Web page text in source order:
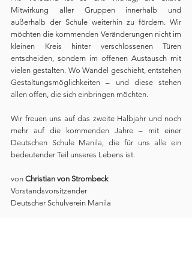
Mitwirkung aller Gruppen innerhalb und
außerhalb der Schule weiterhin zu fördern. Wir
möchten die kommenden Veränderungen nicht im
kleinen Kreis hinter verschlossenen Türen
entscheiden, sondern im offenen Austausch mit
vielen gestalten. Wo Wandel geschieht, entstehen
Gestaltungsmöglichkeiten – und diese stehen
allen offen, die sich einbringen möchten.
Wir freuen uns auf das zweite Halbjahr und noch
mehr auf die kommenden Jahre – mit einer
Deutschen Schule Manila, die für uns alle ein
bedeutender Teil unseres Lebens ist.
von Christian von Strombeck
Vorstandsvorsitzender
Deutscher Schulverein Manila